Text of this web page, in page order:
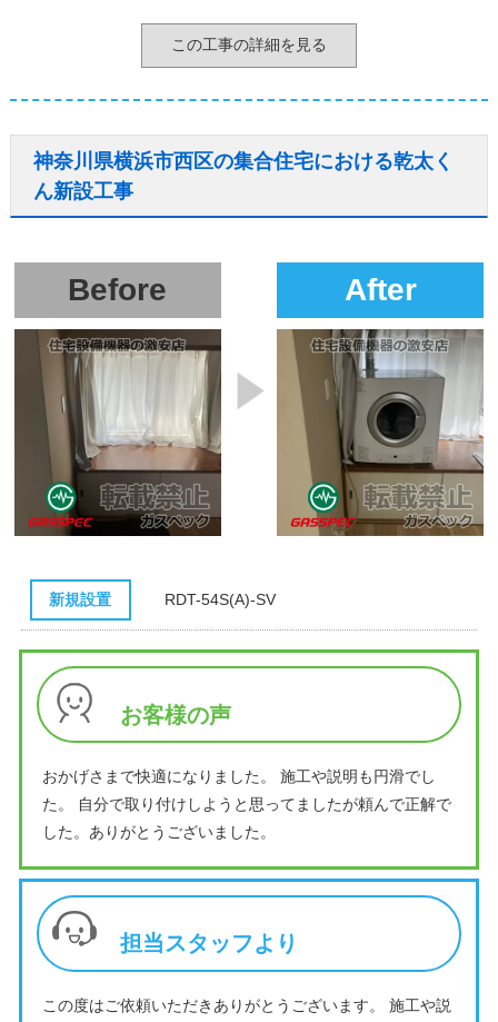
この工事の詳細を見る
神奈川県横浜市西区の集合住宅における乾太く
ん新設工事
Before After
新規設置 RDT-54S(A)-SV
お客様の声
おかげさまで快適になりました。 施工や説明も円滑でし
た。 自分で取り付けしようと思ってましたが頼んで正解で
した。ありがとうございました。
担当スタッフより
この度はご依頼いただきありがとうございます。 施工や説